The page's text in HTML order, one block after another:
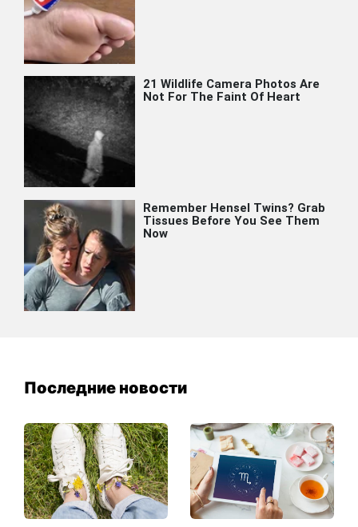
Последние новости